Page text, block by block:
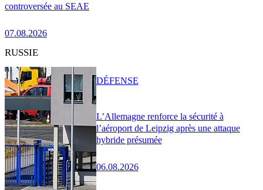
controversée au SEAE
07.08.2026
RUSSIE
L’Allemagne renforce la sécurité à
l’aéroport de Leipzig après une attaque
hybride présumée
06.08.2026
DÉFENSE